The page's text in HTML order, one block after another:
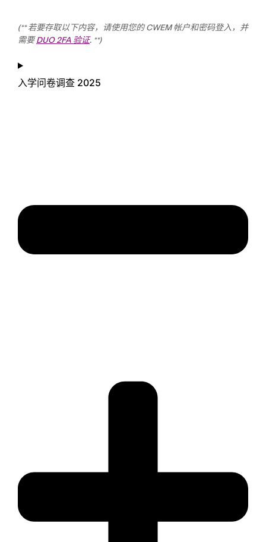
(** 若要存取以下内容，请使用您的 CWEM 帐户和密码登入，并
需要DUO 2FA 验证. **)
入学问卷调查 2025